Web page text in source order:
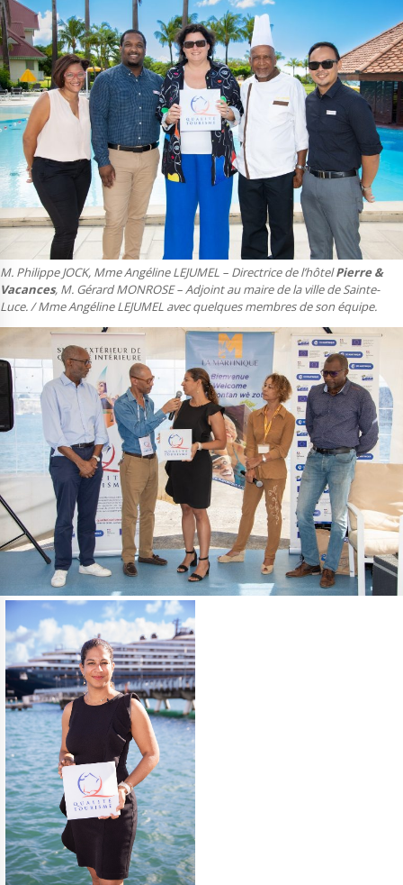
M. Philippe JOCK, Mme Angéline LEJUMEL – Directrice de l’hôtelPierre &
Vacances, M. Gérard MONROSE – Adjoint au maire de la ville de Sainte-
Luce. / Mme Angéline LEJUMEL avec quelques membres de son équipe.